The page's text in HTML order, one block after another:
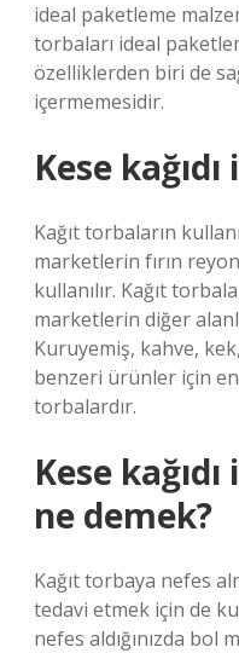
ideal paketleme
torbaları ideal
özelliklerden biri de
içermemesidir.
Kese
Kağıt torbaların
marketlerin fırın
kullanılır. Kağıt
marketlerin diğer
Kuruyemiş, kahve,
benzeri ürünler için
torbalardır.
Kese
ne demek?
Kağıt torbaya nefes
tedavi etmek için de
nefes aldığınızda